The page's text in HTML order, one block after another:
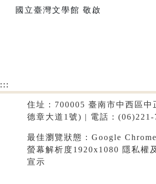
國立臺灣文學館 敬啟
:::
住址：700005 臺南市中西區中
德章大道1號) | 電話：(06)221-
最佳瀏覽狀態：Google
螢幕解析度1920x1080 隱私權
宣示